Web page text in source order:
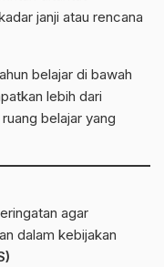
janji atau rencana
belajar di bawah
lebih dari
belajar yang
agar
dalam kebijakan